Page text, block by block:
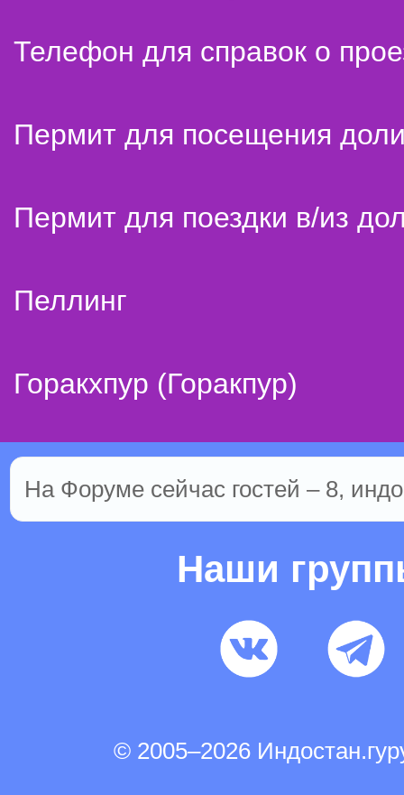
Телефон для справок о
Пермит для посещения
Пермит для поездки в/из
Пеллинг
Горакхпур (Горакпур)
На Форуме сейчас гостей – 8,
Наши
© 2005–2026